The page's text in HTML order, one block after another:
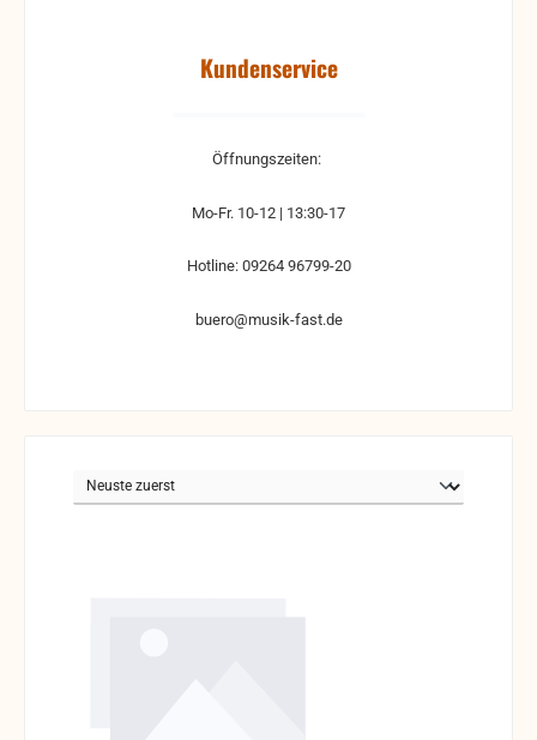
Kundenservice
Öffnungszeiten:
Mo-Fr. 10-12 | 13:30-17
Hotline: 09264 96799-20
buero@musik-fast.de